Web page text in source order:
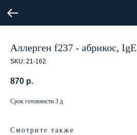
Аллерген f237 - абрикос, IgE
SKU: 21-162
870 р.
Срок готовности 3 д
Смотрите также